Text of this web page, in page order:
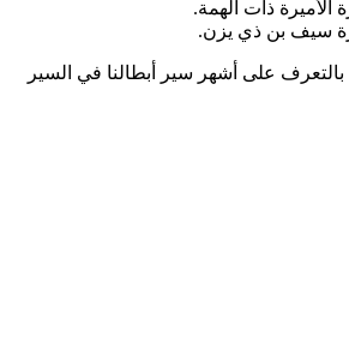
الأميرة ذات الهمة.
سيف بن ذي يزن.
بالتعرف على أشهر سير أبطالنا في السير